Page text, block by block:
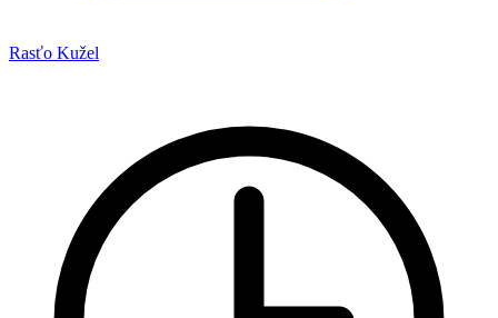
Rasťo Kužel